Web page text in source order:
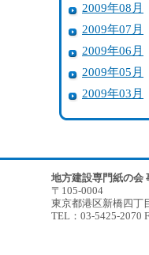
2009年08月
2009年07月
2009年06月
2009年05月
2009年03月
地方建設専門紙の会
〒105-0004
東京都港区新橋四丁
TEL：03-5425-2070